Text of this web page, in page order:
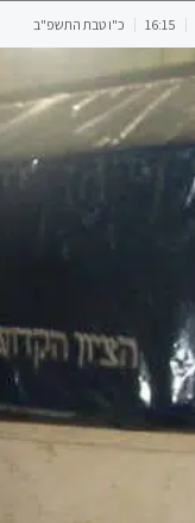
16:15 כ"ו טבת התשפ"ב